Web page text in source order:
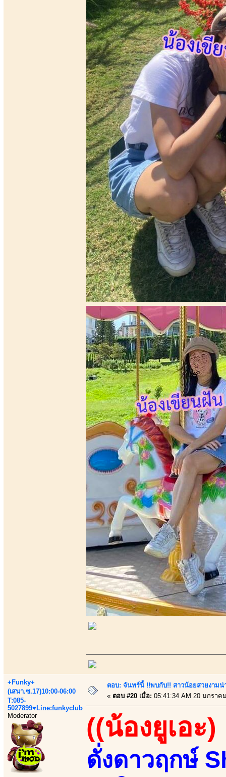
+Funky+
(เสนา.ซ.17)10:00-06:00
T:085-
5027899♥Line:funkyclub
Moderator
ตอบ: จันทร์นี้ !!พบกับ!! สาวน้อยสวยงาม
« ตอบ #20 เมื่อ: 05:41:34 AM 20 มกราค
((น้องยูเอะ)
ดั่งดาวฤกษ์